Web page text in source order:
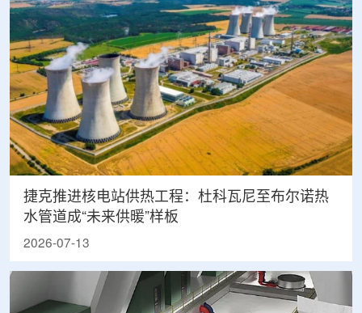
捷克推进核电站供热工程：杜科瓦尼至布尔诺热
水管道成“未来供暖”样板
2026-07-13